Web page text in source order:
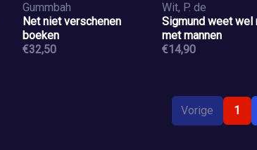
Gummbah
Net niet verschenen
boeken
€32,50
Wit, P. de
Sigmund weet wel
met mannen
€14,90
Vorige 1